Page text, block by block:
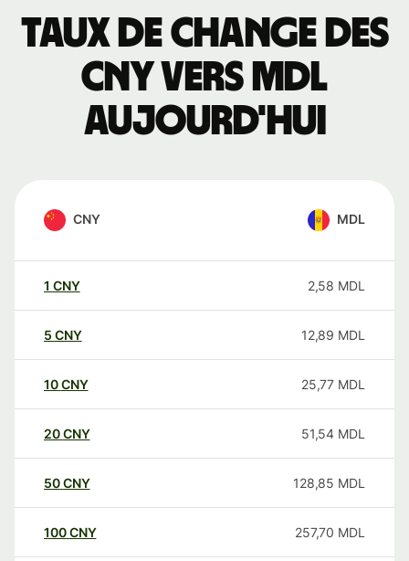
Taux de change des
CNY vers MDL
aujourd'hui
CNY MDL
1 CNY 2,58 MDL
5 CNY 12,89 MDL
10CNY 25,77 MDL
20CNY 51,54 MDL
50CNY 128,85 MDL
100CNY 257,70 MDL